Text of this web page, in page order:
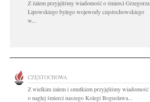
Z żalem przyjęliśmy wiadomość o śmierci Grzegorza
Lipowskiego byłego wojewody częstochowskiego
w...
CZĘSTOCHOWA
Z wielkim żalem i smutkiem przyjęliśmy wiadomość
o nagłej śmierci naszego Kolegi Bogusława...